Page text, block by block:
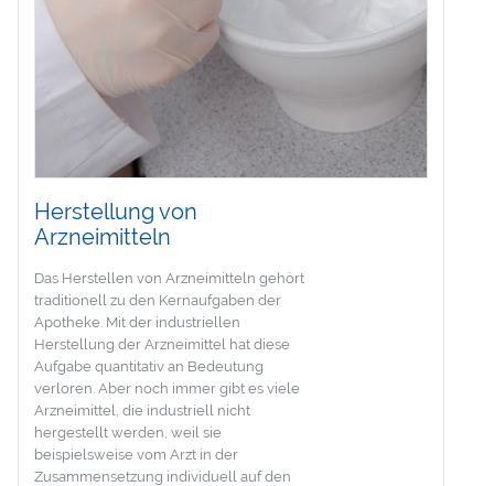
Herstellung von
Arzneimitteln
Das Herstellen von Arzneimitteln gehört
traditionell zu den Kernaufgaben der
Apotheke. Mit der industriellen
Herstellung der Arzneimittel hat diese
Aufgabe quantitativ an Bedeutung
verloren. Aber noch immer gibt es viele
Arzneimittel, die industriell nicht
hergestellt werden, weil sie
beispielsweise vom Arzt in der
Zusammensetzung individuell auf den